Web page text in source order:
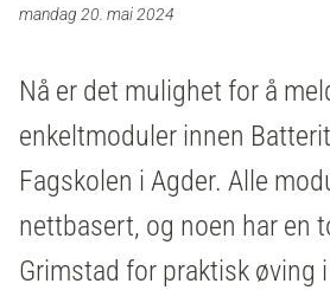
mandag 20. mai 2024
Nå er det mulighet for å
enkeltmoduler innen
Fagskolen i Agder. Alle
nettbasert, og noen har en
Grimstad for praktisk øving